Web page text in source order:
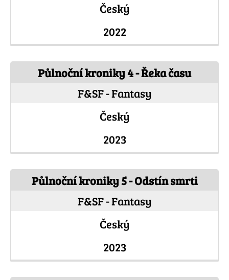
Český
2022
Půlnoční kroniky 4 - Řeka času
F&SF - Fantasy
Český
2023
Půlnoční kroniky 5 - Odstín smrti
F&SF - Fantasy
Český
2023